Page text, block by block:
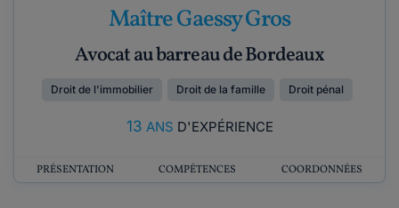
Maître Gaessy Gros
Avocat au barreau de Bordeaux
Droit de l'immobilier Droit de la famille Droit pénal
13 ANS D'EXPÉRIENCE
PRÉSENTATION COMPÉTENCES COORDONNÉES